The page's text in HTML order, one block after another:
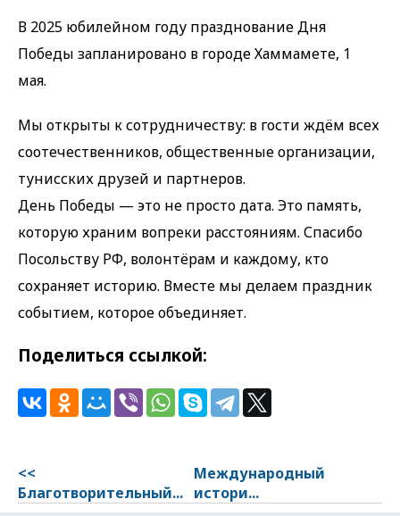
В 2025 юбилейном году празднование Дня
Победы запланировано в городе Хаммамете, 1
мая.
Мы открыты к сотрудничеству: в гости ждём всех
соотечественников, общественные организации,
тунисских друзей и партнеров.
День Победы — это не просто дата. Это память,
которую храним вопреки расстояниям. Спасибо
Посольству РФ, волонтёрам и каждому, кто
сохраняет историю. Вместе мы делаем праздник
событием, которое объединяет.
Поделиться ссылкой:
<<
Благотворительный...
Международный
истори...